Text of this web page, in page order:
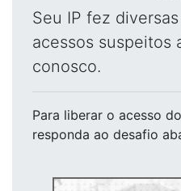
Seu IP fez
acessos suspeitos
conosco.
Para liberar o acesso
responda ao desafio